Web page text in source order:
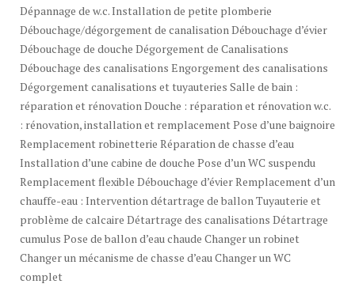
Dépannage de w.c. Installation de petite plomberie
Débouchage/dégorgement de canalisation Débouchage d’évier
Débouchage de douche Dégorgement de Canalisations
Débouchage des canalisations Engorgement des canalisations
Dégorgement canalisations et tuyauteries Salle de bain :
réparation et rénovation Douche : réparation et rénovation w.c.
: rénovation, installation et remplacement Pose d’une baignoire
Remplacement robinetterie Réparation de chasse d’eau
Installation d’une cabine de douche Pose d’un WC suspendu
Remplacement flexible Débouchage d’évier Remplacement d’un
chauffe-eau : Intervention détartrage de ballon Tuyauterie et
problème de calcaire Détartrage des canalisations Détartrage
cumulus Pose de ballon d’eau chaude Changer un robinet
Changer un mécanisme de chasse d’eau Changer un WC
complet